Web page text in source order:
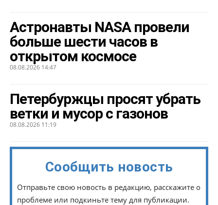
Астронавты NASA провели
больше шести часов в
открытом космосе
08.08.2026 14:47
Петербуржцы просят убрать
ветки и мусор с газонов
08.08.2026 11:19
Сообщить новость
Отправьте свою новость в редакцию, расскажите о
проблеме или подкиньте тему для публикации.